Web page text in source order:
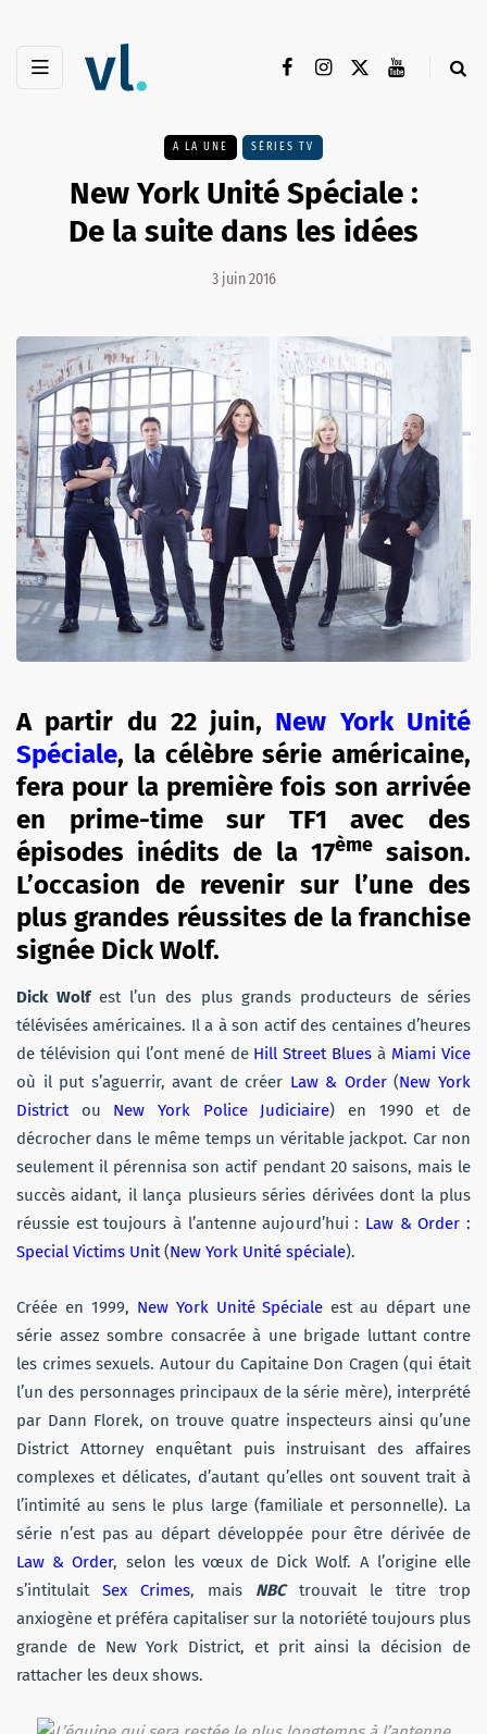
A LA UNE SÉRIES TV
New York Unité Spéciale :
De la suite dans les idées
3 juin 2016
A partir du 22 juin, New York Unité
Spéciale, la célèbre série américaine,
fera pour la première fois son arrivée
en prime-time sur TF1 avec des
épisodes inédits de la 17èmesaison.
L’occasion de revenir sur l’une des
plus grandes réussites de la franchise
signée Dick Wolf.
Dick Wolfest l’un des plus grands producteurs de séries
télévisées américaines. Il a à son actif des centaines d’heures
de télévision qui l’ont mené de Hill Street Blues à Miami Vice
où il put s’aguerrir, avant de créer Law & Order(New York
Districtou New York Police Judiciaire) en 1990 et de
décrocher dans le même temps un véritable jackpot. Car non
seulement il pérennisa son actif pendant 20 saisons, mais le
succès aidant, il lança plusieurs séries dérivées dont la plus
réussie est toujours à l’antenne aujourd’hui : Law & Order :
Special Victims Unit(New York Unité spéciale).
Créée en 1999, New York Unité Spéciale est au départ une
série assez sombre consacrée à une brigade luttant contre
les crimes sexuels. Autour du Capitaine Don Cragen (qui était
l’un des personnages principaux de la série mère), interprété
par Dann Florek, on trouve quatre inspecteurs ainsi qu’une
District Attorney enquêtant puis instruisant des affaires
complexes et délicates, d’autant qu’elles ont souvent trait à
l’intimité au sens le plus large (familiale et personnelle). La
série n’est pas au départ développée pour être dérivée de
Law & Order, selon les vœux de Dick Wolf. A l’origine elle
s’intitulait Sex Crimes, mais NBCtrouvait le titre trop
anxiogène et préféra capitaliser sur la notoriété toujours plus
grande de New York District, et prit ainsi la décision de
rattacher les deux shows.